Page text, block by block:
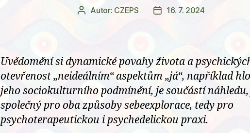
AutorAutor: CZEPS
Datum
16. 7. 2024
Uvědomění si dynamické povahy života a
otevřenost „neideálním“ aspektům „já“, například
jeho sociokulturního podmínění, je součástí náhledu,
společný pro oba způsoby sebeexplorace, tedy pro
psychoterapeutickou i psychedelickou praxi.